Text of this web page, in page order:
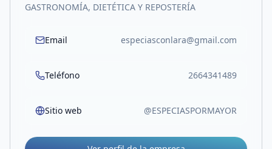
GASTRONOMÍA, DIETÉTICA Y REPOSTERÍA
Email especiasconlara@gmail.com
Teléfono 2664341489
Sitio web @ESPECIASPORMAYOR